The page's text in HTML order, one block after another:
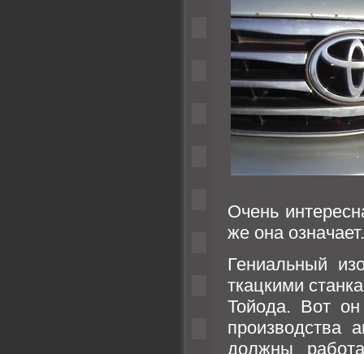
Очень
же она означает.
Гениальный
ткацкими
Тойода. Вот он
производства
должны